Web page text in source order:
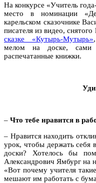
На конкурсе «Учитель
место в номинации
карельском сказочнике
писателя из видео,
сказке «Кутырь-Мутырь»
мелом на доске, сами
распечатанные книжки.
– Что тебе нравится в
– Нравится находить
урок, чтобы держать себя
доски? Хотелось бы
Александрович Ямбург на
«Вот почему учителя
мешают им работать с